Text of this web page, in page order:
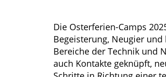
Die Osterferien-Camps
Begeisterung, Neugier
Bereiche der Technik und
auch Kontakte geknüpft,